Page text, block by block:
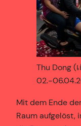
Thu Dong (
02.-
Mit dem Ende
Raum aufgelöst,